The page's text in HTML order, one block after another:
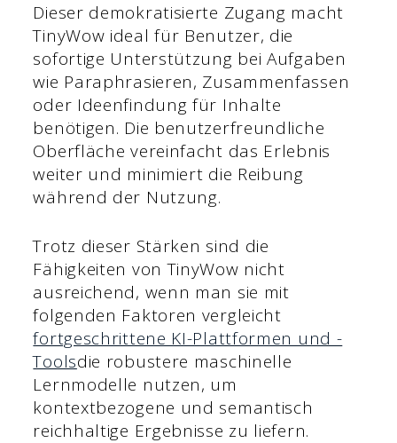
Dieser demokratisierte Zugang macht
TinyWow ideal für Benutzer, die
sofortige Unterstützung bei Aufgaben
wie Paraphrasieren, Zusammenfassen
oder Ideenfindung für Inhalte
benötigen. Die benutzerfreundliche
Oberfläche vereinfacht das Erlebnis
weiter und minimiert die Reibung
während der Nutzung.
Trotz dieser Stärken sind die
Fähigkeiten von TinyWow nicht
ausreichend, wenn man sie mit
folgenden Faktoren vergleicht
fortgeschrittene KI-Plattformen und -
Toolsdie robustere maschinelle
Lernmodelle nutzen, um
kontextbezogene und semantisch
reichhaltige Ergebnisse zu liefern.